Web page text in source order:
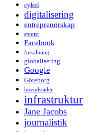
cykel
digitalisering
entreprenörskap
event
Facebook
försäljning
globalisering
Google
Göteborg
huvudstäder
infrastruktur
Jane Jacobs
journalistik